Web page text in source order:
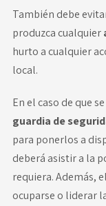
También debe
produzca cualquier
hurto a cualquier
local.
En el caso de que
guardia de
para ponerlos a
deberá asistir a la
requiera. Además,
ocuparse o liderar